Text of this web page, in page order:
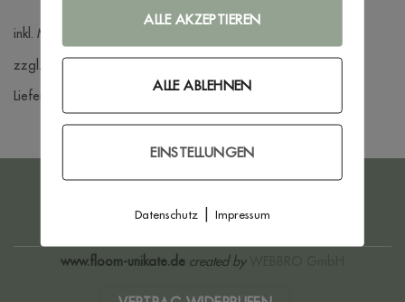
inkl. MwSt.
zzgl. Versandkosten
Lieferzeit:
3 - 7 Werktage
Transfer
DATENSCHUTZERKLÄRUNG
www.floom-unikate.de created by
ALLE AKZEPTIEREN
ALLE ABLEHNEN
EINSTELLUNGEN
Datenschutz| Impressum